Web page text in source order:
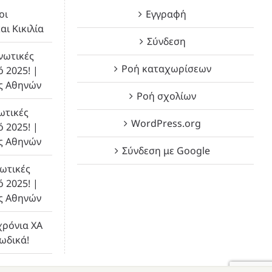
Κικιλία
2025! |
Αθηνών
2025! |
Αθηνών
2025! |
Αθηνών
ΧΑ
Εγγραφή
Σύνδεση
Ροή καταχωρίσεων
Ροή σχολίων
WordPress.org
Σύνδεση με Google